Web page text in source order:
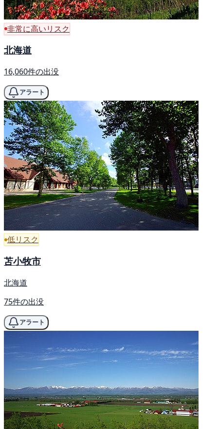
非常に高いリスク
北海道
16,060件の出没
アラート
低リスク
苫小牧市
北海道
75件の出没
アラート